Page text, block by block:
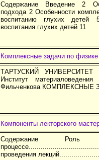
Содержание Введение 2
подхода 2 Особенности
воспитанию глухих детей
воспитания глухих детей 11
Комплексные задачи по физике
ТАРТУСКИЙ УНИВЕРСИТЕТ
Институт
Фильченкова КОМПЛЕКСНЫЕ
Компоненты лекторского
Содержание
проведения лекций....................